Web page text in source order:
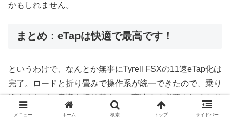
かもしれません。
まとめ：eTapは快適で最高です！
というわけで、なんとか無事にTyrell FSXの11速eTap化は
完了。ロードと折り畳みで操作系が統一できたので、乗り
換えるたびに意識を切り替えつつ変速する必要も無くなり
ました。たいへん快適なワイヤレス電動変速生活を、謳歌
メニュー ホーム 検索 トップ サイドバー